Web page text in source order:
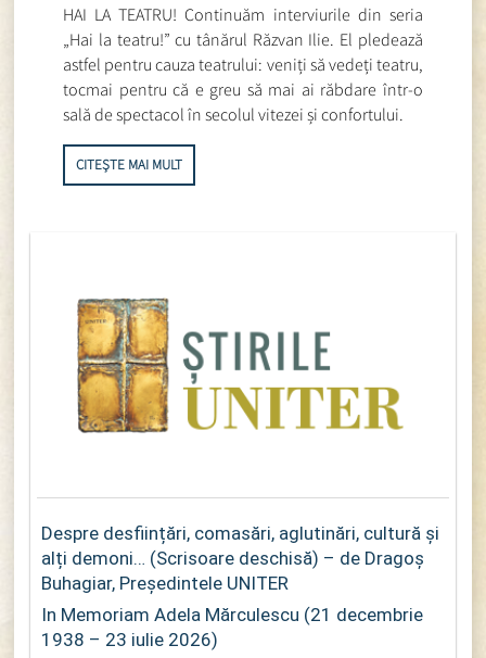
HAI LA TEATRU! Continuăm interviurile din seria
„Hai la teatru!” cu tânărul Răzvan Ilie. El pledează
astfel pentru cauza teatrului: veniți să vedeți teatru,
tocmai pentru că e greu să mai ai răbdare într-o
sală de spectacol în secolul vitezei și confortului.
CITEȘTE MAI MULT
Despre desființări, comasări, aglutinări, cultură și
alți demoni… (Scrisoare deschisă) – de Dragoș
Buhagiar, Președintele UNITER
In Memoriam Adela Mărculescu (21 decembrie
1938 – 23 iulie 2026)